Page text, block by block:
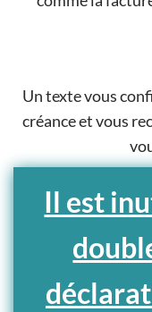
Un texte vous
créance et vous
Il est